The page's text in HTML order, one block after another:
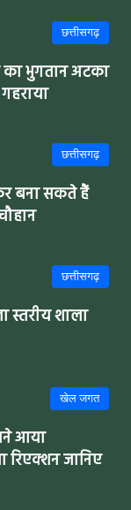
छत्तीसगढ़
का भुगतान अटका
छत्तीसगढ़
बना सकते हैं
छत्तीसगढ़
स्तरीय शाला
खेल जगत
आया
रिएक्शन जानिए